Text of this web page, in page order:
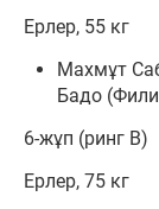
Ерлер, 55 кг
Махмұт
Бадо
6-жұп (ринг В)
Ерлер, 75 кг